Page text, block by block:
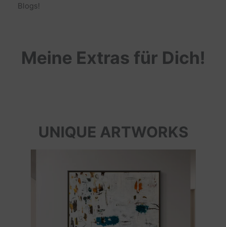
Blogs!
Meine Extras für Dich!
UNIQUE ARTWORKS